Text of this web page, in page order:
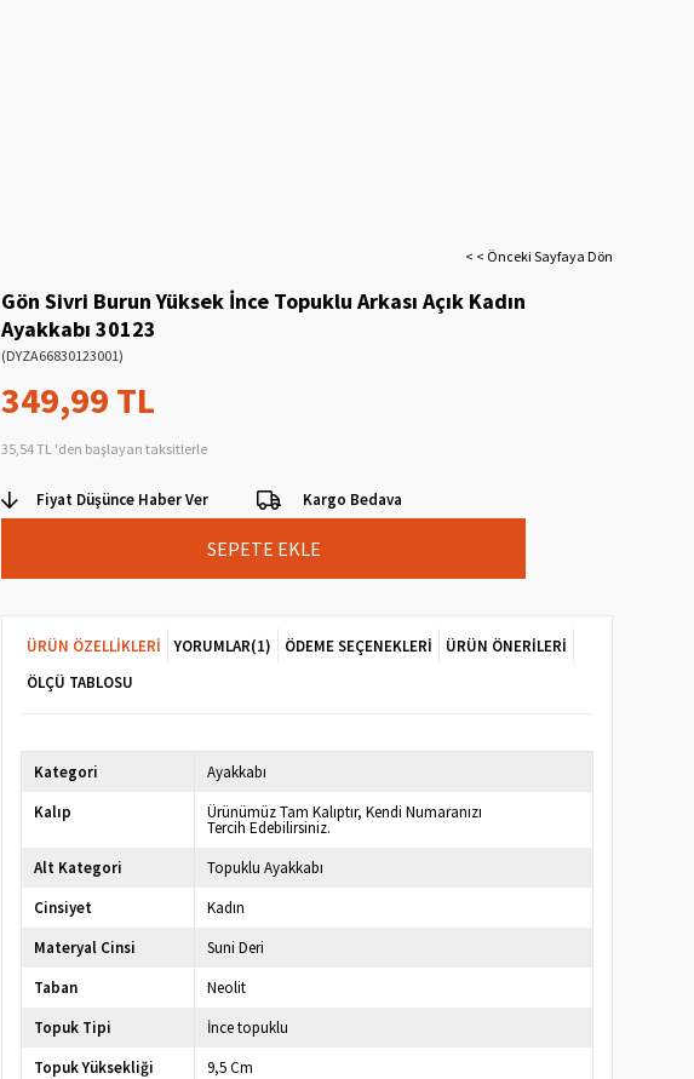
< < Önceki Sayfaya Dön
Gön Sivri Burun Yüksek İnce Topuklu Arkası Açık Kadın
Ayakkabı 30123
(DYZA66830123001)
349,99 TL
35,54 TL 'den başlayan taksitlerle
Fiyat Düşünce Haber Ver Kargo Bedava
ÜRÜN ÖZELLIKLERI YORUMLAR(1) ÖDEME SEÇENEKLERI
ÜRÜN ÖNERILERI
ÖLÇÜ TABLOSU
Kategori
Ayakkabı
Kalıp
Ürünümüz Tam Kalıptır, Kendi Numaranızı
Tercih Edebilirsiniz.
Alt Kategori
Topuklu Ayakkabı
Cinsiyet
Kadın
Materyal Cinsi
Suni Deri
Taban
Neolit
Topuk Tipi
İnce topuklu
Topuk Yüksekliği
9,5 Cm